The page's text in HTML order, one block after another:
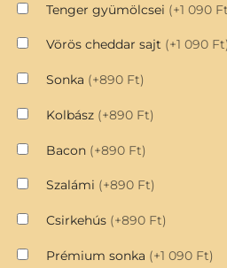
Tenger gyümölcsei (+1 090
Vörös cheddar sajt (+1 090 Ft)
Sonka (+890 Ft)
Kolbász (+890 Ft)
Bacon (+890 Ft)
Szalámi (+890 Ft)
Csirkehús (+890 Ft)
Prémium sonka (+1 090 Ft)